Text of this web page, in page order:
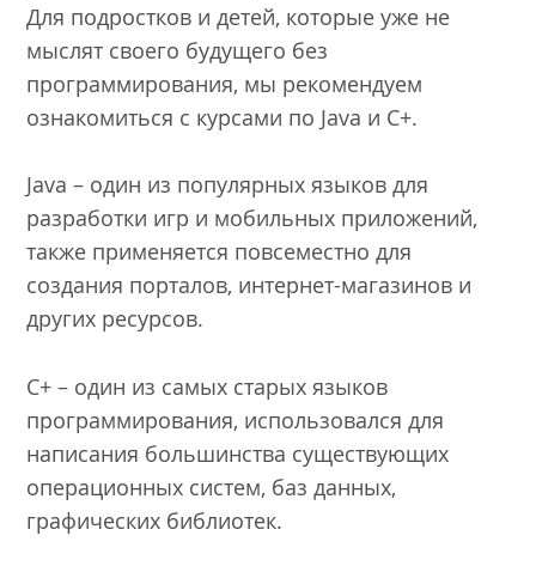
Для подростков и детей, которые уже не
мыслят своего будущего без
программирования, мы рекомендуем
ознакомиться с курсами по Java и С+.
Java – один из популярных языков для
разработки игр и мобильных приложений,
также применяется повсеместно для
создания порталов, интернет-магазинов и
других ресурсов.
С+ – один из самых старых языков
программирования, использовался для
написания большинства существующих
операционных систем, баз данных,
графических библиотек.